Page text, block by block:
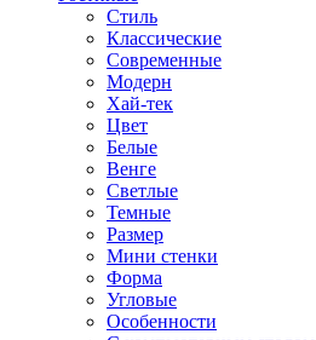
Стиль
Классические
Современные
Модерн
Хай-тек
Цвет
Белые
Венге
Светлые
Темные
Размер
Мини стенки
Форма
Угловые
Особенности